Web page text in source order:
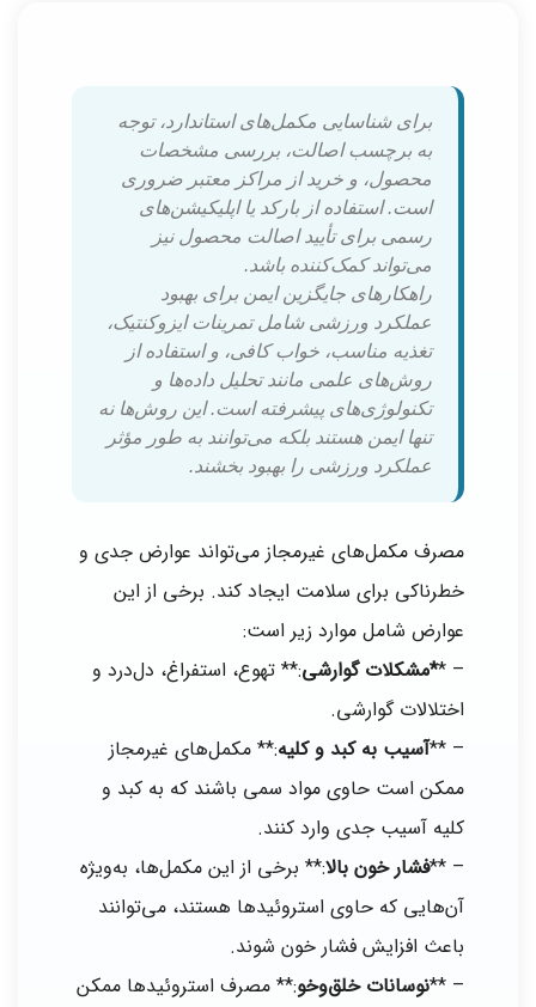
برای شناسایی مکمل‌های استاندارد، توجه
به برچسب اصالت، بررسی مشخصات
محصول، و خرید از مراکز معتبر ضروری
است. استفاده از بارکد یا اپلیکیشن‌های
رسمی برای تأیید اصالت محصول نیز
می‌تواند کمک‌کننده باشد.
راهکارهای جایگزین ایمن برای بهبود
عملکرد ورزشی شامل تمرینات ایزوکنتیک،
تغذیه مناسب، خواب کافی، و استفاده از
روش‌های علمی مانند تحلیل داده‌ها و
تکنولوژی‌های پیشرفته است. این روش‌ها نه
تنها ایمن هستند بلکه می‌توانند به طور مؤثر
عملکرد ورزشی را بهبود بخشند.
مصرف مکمل‌های غیرمجاز می‌تواند عوارض جدی و
خطرناکی برای سلامت ایجاد کند. برخی از این
عوارض شامل موارد زیر است:
– **مشکلات گوارشی:** تهوع، استفراغ، دل‌درد و
اختلالات گوارشی.
– **آسیب به کبد و کلیه:** مکمل‌های غیرمجاز
ممکن است حاوی مواد سمی باشند که به کبد و
کلیه آسیب جدی وارد کنند.
– **فشار خون بالا:** برخی از این مکمل‌ها، به‌ویژه
آن‌هایی که حاوی استروئیدها هستند، می‌توانند
باعث افزایش فشار خون شوند.
– **نوسانات خلق‌وخو:** مصرف استروئیدها ممکن